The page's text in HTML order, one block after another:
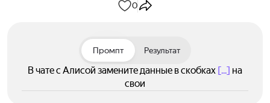
0
Промпт Результат
В чате с Алисой замените данные в скобках [...] на
свои